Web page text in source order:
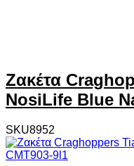
Ζακέτα
NosiLife Blue
SKU8952